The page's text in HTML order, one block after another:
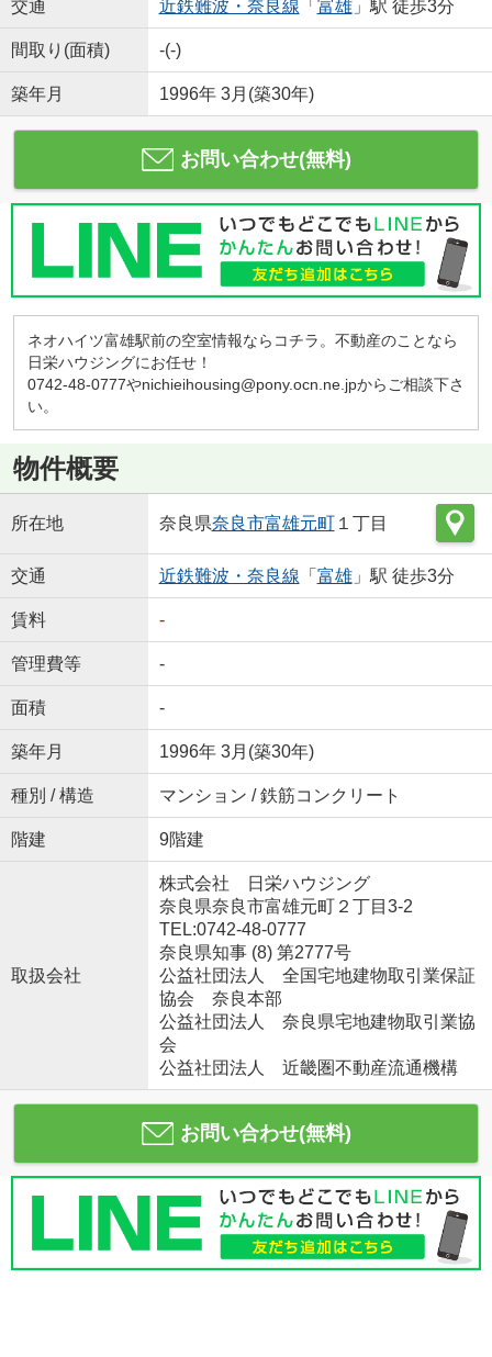
交通 近鉄難波・奈良線 「 富雄」駅 徒歩3分
間取り(面積) -(-)
築年月 1996年 3月(築30年)
お問い合わせ(無料)
ネオハイツ富雄駅前の空室情報ならコチラ。不動産のことなら
日栄ハウジングにお任せ！
0742-48-0777やnichieihousing@pony.ocn.ne.jpからご相談下さ
い。
物件概要
所在地 奈良県奈良市富雄元町１丁目
交通 近鉄難波・奈良線 「 富雄」駅 徒歩3分
賃料 -
管理費等 -
面積 -
築年月 1996年 3月(築30年)
種別 / 構造 マンション / 鉄筋コンクリート
階建 9階建
取扱会社
株式会社 日栄ハウジング
奈良県奈良市富雄元町２丁目3-2
TEL:0742-48-0777
奈良県知事 (8) 第2777号
公益社団法人 全国宅地建物取引業保証
協会 奈良本部
公益社団法人 奈良県宅地建物取引業協
会
公益社団法人 近畿圏不動産流通機構
お問い合わせ(無料)